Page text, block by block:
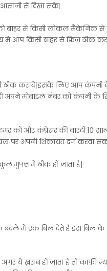
से दिखा सके|
बाहर से किसी लोकल मैकेनिक
में आप किसी बाहर से फ्रिज ठीक
ठीक कराये|इसके लिए आप
मोबाइल नंबर को कंपनी के
को औऱ कंप्रेसर की वारंटी 10
पर अपनी शिकायत दर्ज करवा
मुफ्त में ठीक हो जाता है|
बदले में एक बिल देते है इस बिल
ये ख़राब हो जाता है तो काफ़ी